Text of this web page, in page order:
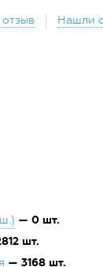
Нашли
— 0 шт.
шт.
— 3168 шт.